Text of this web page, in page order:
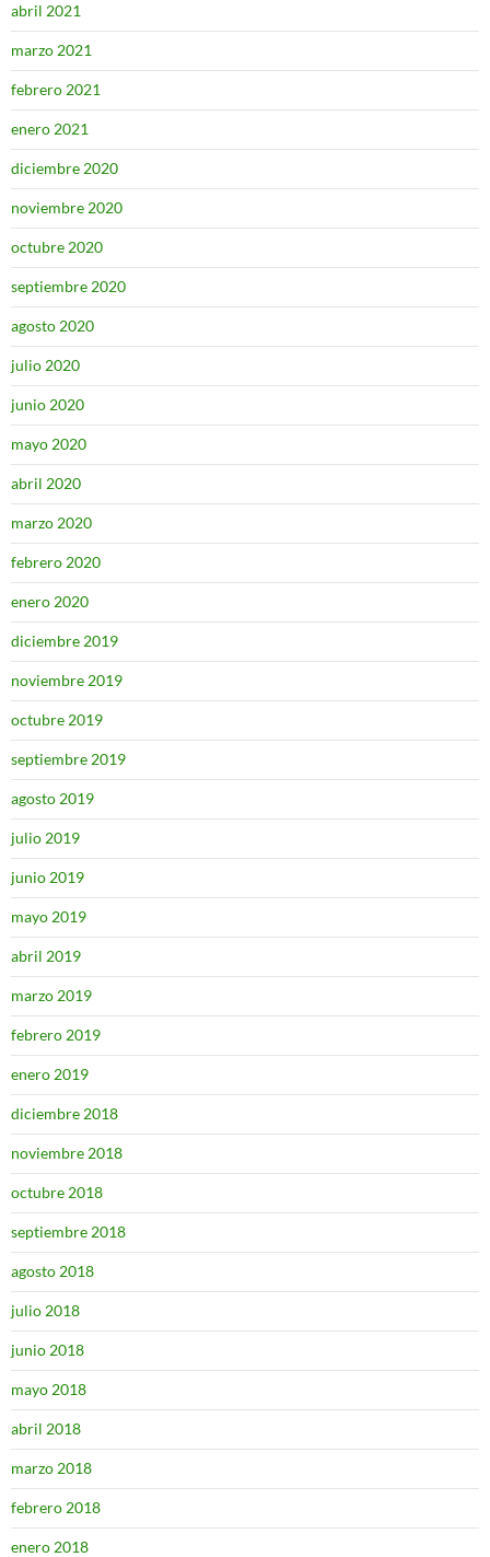
abril 2021
marzo 2021
febrero 2021
enero 2021
diciembre 2020
noviembre 2020
octubre 2020
septiembre 2020
agosto 2020
julio 2020
junio 2020
mayo 2020
abril 2020
marzo 2020
febrero 2020
enero 2020
diciembre 2019
noviembre 2019
octubre 2019
septiembre 2019
agosto 2019
julio 2019
junio 2019
mayo 2019
abril 2019
marzo 2019
febrero 2019
enero 2019
diciembre 2018
noviembre 2018
octubre 2018
septiembre 2018
agosto 2018
julio 2018
junio 2018
mayo 2018
abril 2018
marzo 2018
febrero 2018
enero 2018